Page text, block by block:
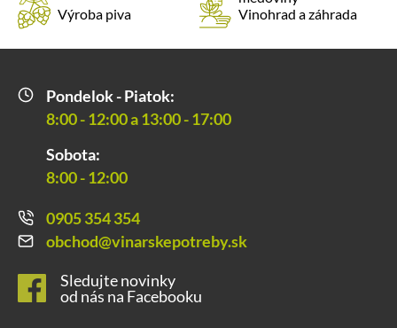
Výroba piva
Vinohrad a záhrada
Pondelok - Piatok:
8:00 - 12:00 a 13:00 - 17:00
Sobota:
8:00 - 12:00
0905 354 354
obchod@vinarskepotreby.sk
Sledujte novinky
od nás na Facebooku